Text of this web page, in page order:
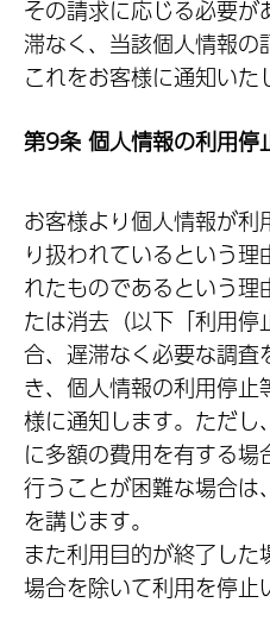
その請求に応じる必要
滞なく、当該個人情報の
これをお客様に通知いた
第9条 個人情報の利用停
お客様より個人情報が
り扱われているという
れたものであるという理
たは消去（以下「利用
合、遅滞なく必要な調
き、個人情報の利用停
様に通知します。ただ
に多額の費用を有する
行うことが困難な場合
を講じます。
また利用目的が終了した
場合を除いて利用を停止